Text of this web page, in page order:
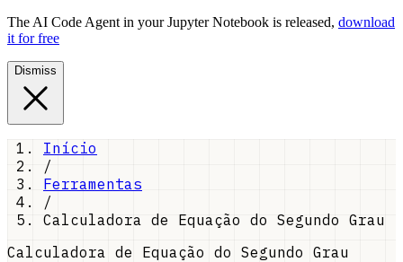
The AI Code Agent in your Jupyter Notebook is released, download
it for free
Dismiss
Início
/
Ferramentas
/
Calculadora de Equação do Segundo Grau
Calculadora de Equação do Segundo Grau